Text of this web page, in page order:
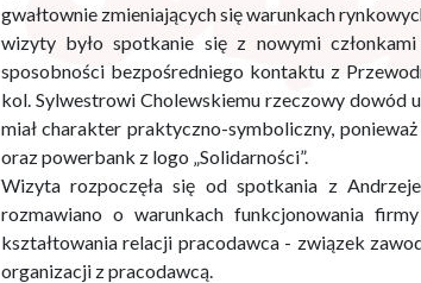
gwałtownie zmieniających się warunkach
wizyty było spotkanie się z nowymi
sposobności bezpośredniego kontaktu z
kol. Sylwestrowi Cholewskiemu rzeczowy dowód
miał charakter praktyczno-symboliczny,
oraz powerbank z logo „Solidarności”.
Wizyta rozpoczęła się od spotkania z
rozmawiano o warunkach funkcjonowania
kształtowania relacji pracodawca - związek
organizacji z pracodawcą.